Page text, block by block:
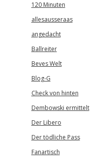
120 Minuten
allesausseraas
angedacht
Ballreiter
Beves Welt
Blog-G
Check von hinten
Dembowski ermittelt
Der Libero
Der tödliche Pass
Fanartisch